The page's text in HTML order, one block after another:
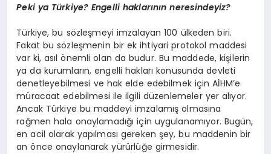
Peki ya Türkiye? Engelli haklarının neresindeyiz?
Türkiye, bu sözleşmeyi imzalayan 100 ülkeden biri.
Fakat bu sözleşmenin bir ek ihtiyari protokol maddesi
var ki, asıl önemli olan da budur. Bu maddede, kişilerin
ya da kurumların, engelli hakları konusunda devleti
denetleyebilmesi ve hak elde edebilmek için AİHM’e
müracaat edebilmesi ile ilgili düzenlemeler yer alıyor.
Ancak Türkiye bu maddeyi imzalamış olmasına
rağmen hala onaylamadığı için uygulanamıyor. Bugün,
en acil olarak yapılması gereken şey, bu maddenin bir
an önce onaylanarak yürürlüğe girmesidir.